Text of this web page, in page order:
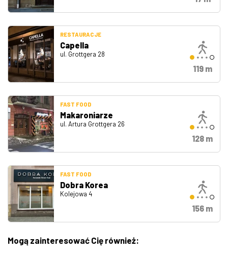
RESTAURACJE
Capella
ul. Grottgera 28
119 m
FAST FOOD
Makaroniarze
ul. Artura Grottgera 26
128 m
FAST FOOD
Dobra Korea
Kolejowa 4
156 m
Mogą zainteresować Cię również: